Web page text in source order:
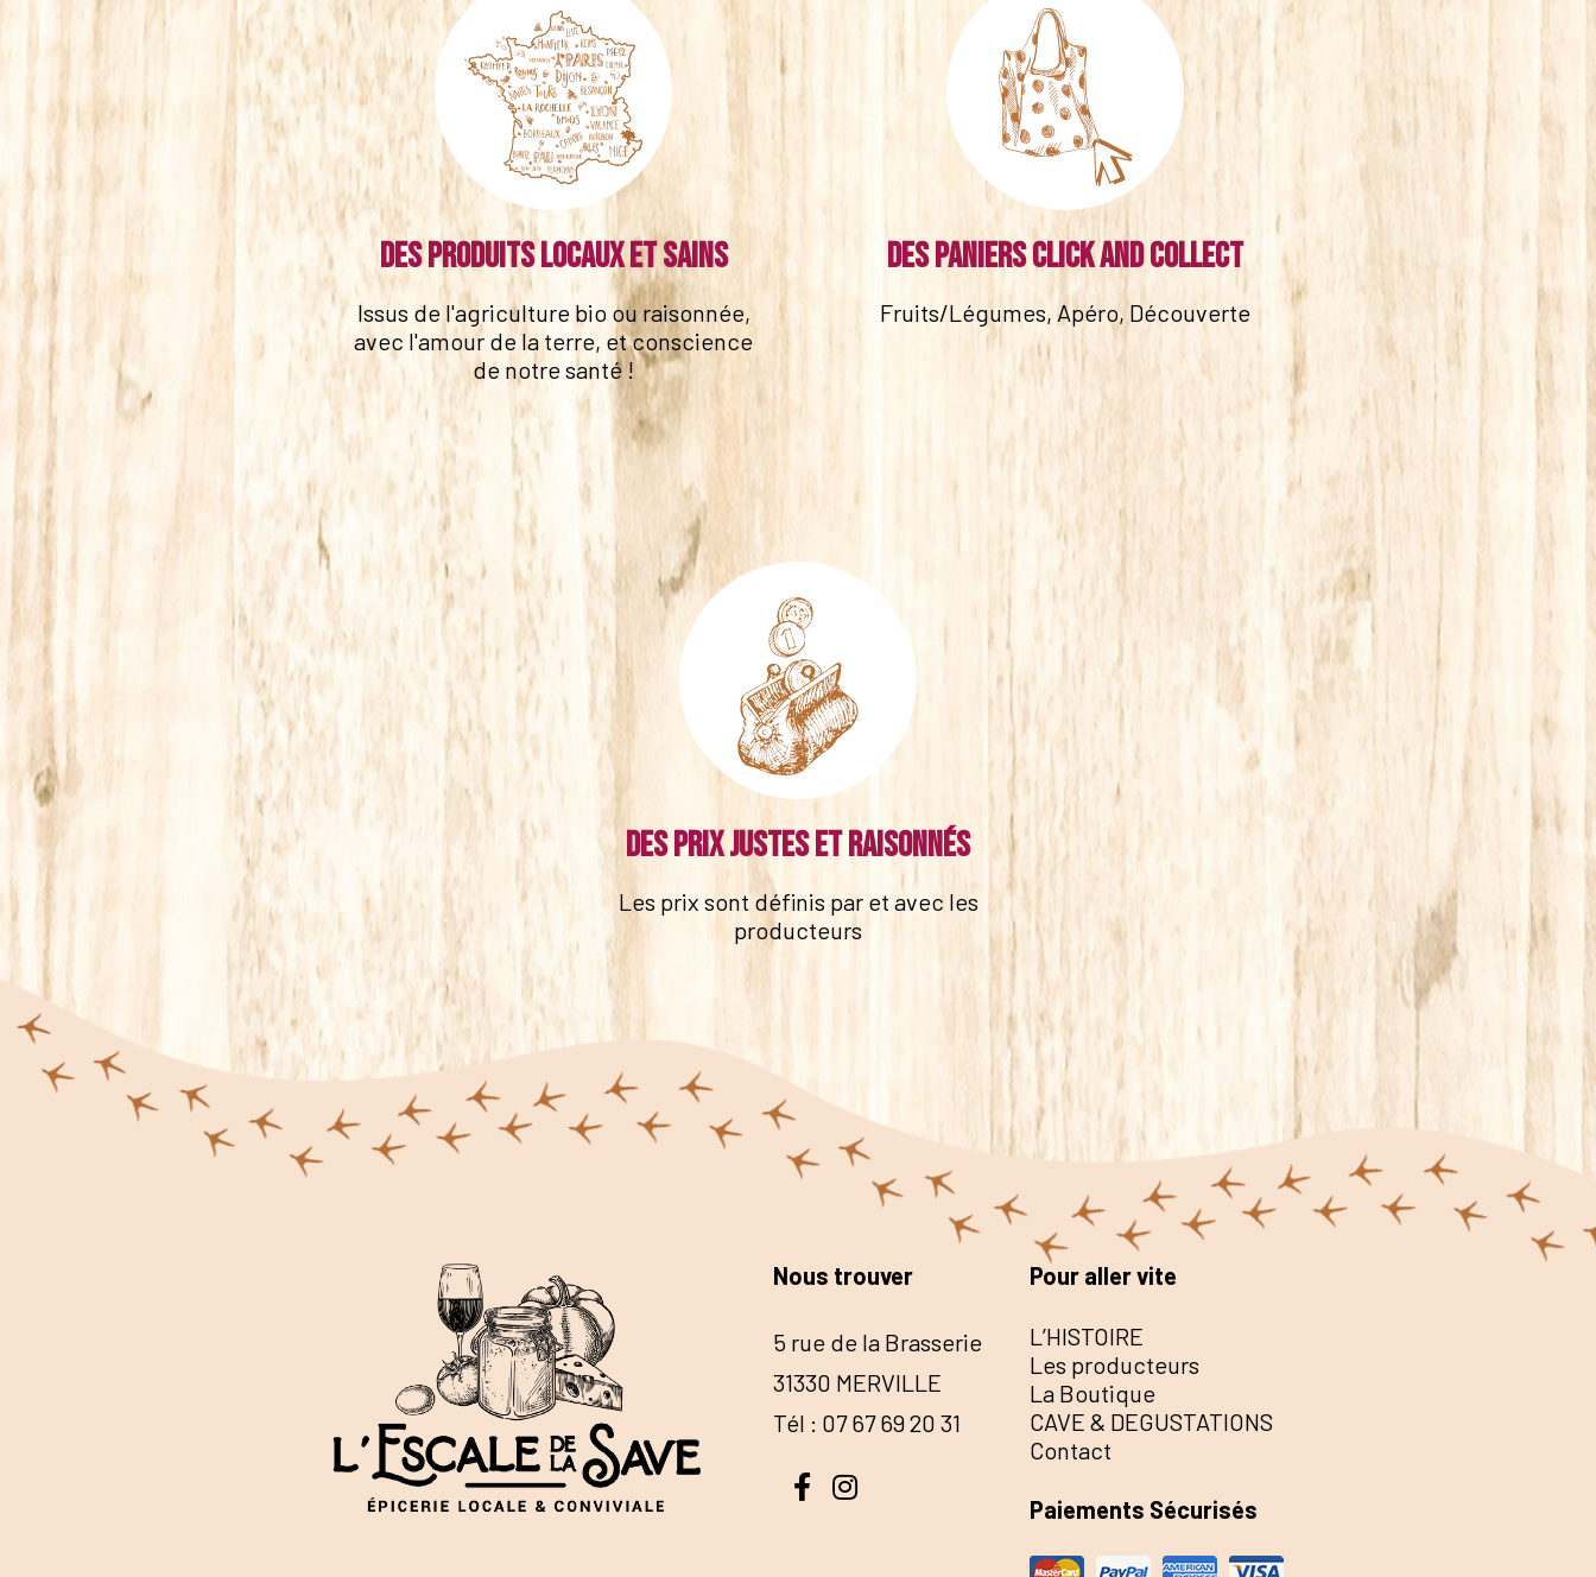
Des produits locaux et sains
Issus de l'agriculture bio ou raisonnée,
avec l'amour de la terre, et conscience
de notre santé !
Des paniers click and collect
Fruits/Légumes, Apéro, Découverte
Des prix justes et raisonnés
Les prix sont définis par et avec les
producteurs
Nous trouver
5 rue de la Brasserie
31330 MERVILLE
Tél : 07 67 69 20 31
Pour aller vite
L’HISTOIRE
Les producteurs
La Boutique
CAVE & DEGUSTATIONS
Contact
Paiements Sécurisés